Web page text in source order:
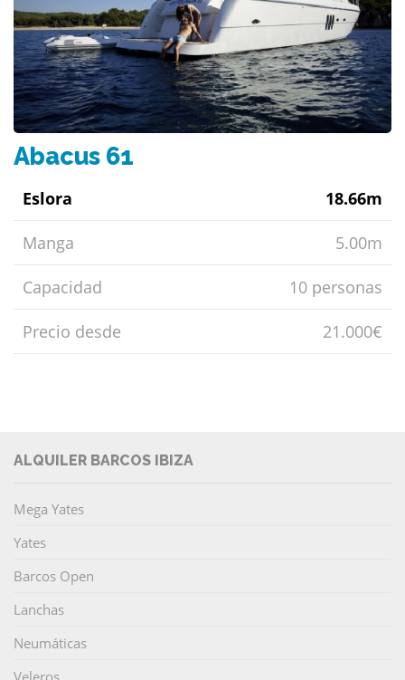
Abacus 61
Eslora 18.66m
Manga 5.00m
Capacidad 10 personas
Precio desde 21.000€
ALQUILER BARCOS IBIZA
Mega Yates
Yates
Barcos Open
Lanchas
Neumáticas